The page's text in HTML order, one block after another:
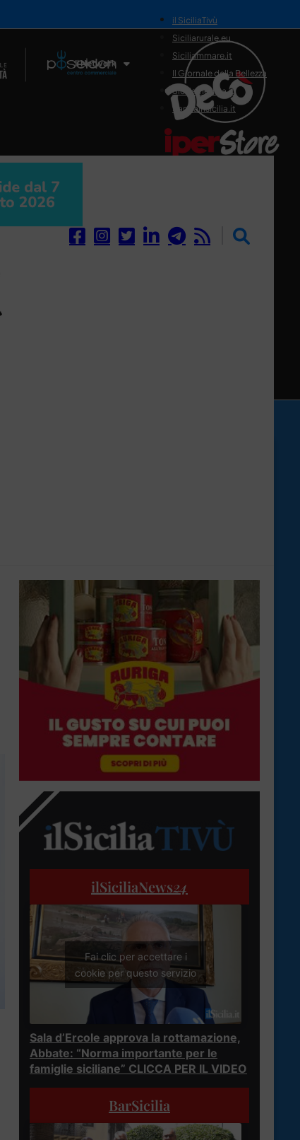
Il Network
il SiciliaTivù
Siciliarurale.eu
Siciliammare.it
Il Giornale della Bellezza
Siciliamedica.it
Sanitainsicilia.it
ilSiciliaNews24
Fai clic per accettare i
cookie per questo servizio
Sala d’Ercole approva la rottamazione,
Abbate: “Norma importante per le
famiglie siciliane” CLICCA PER IL VIDEO
BarSicilia